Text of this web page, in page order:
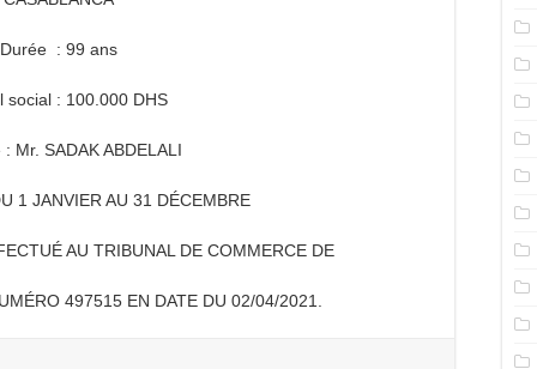
Durée : 99 ans
social : 100.000 DHS
Mr. SADAK ABDELALI
1 JANVIER AU 31 DÉCEMBRE
AU TRIBUNAL DE COMMERCE DE
497515 EN DATE DU 02/04/2021.